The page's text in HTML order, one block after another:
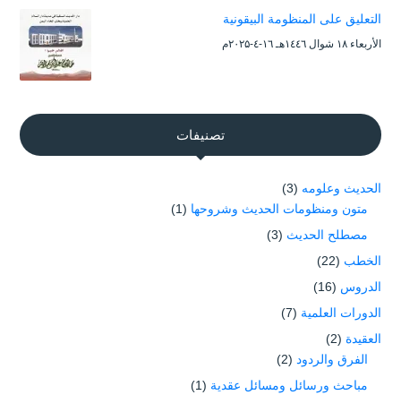
التعليق على المنظومة البيقونية
الأربعاء ۱۸ شوال ۱٤٤٦هـ ۱٦-٤-۲۰۲۵م
تصنيفات
الحديث وعلومه (3)
متون ومنظومات الحديث وشروحها (1)
مصطلح الحديث (3)
الخطب (22)
الدروس (16)
الدورات العلمية (7)
العقيدة (2)
الفرق والردود (2)
مباحث ورسائل ومسائل عقدية (1)